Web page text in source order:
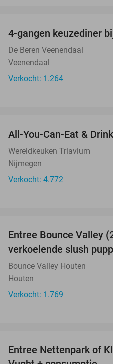
4-gangen keuzediner
De Beren Veenendaal
Veenendaal
Verkocht: 1.264
All-You-Can-Eat &
Wereldkeuken Triavium
Nijmegen
Verkocht: 4.772
Entree Bounce Valley
verkoelende slush
Bounce Valley Houten
Houten
Verkocht: 1.769
Entree Nettenpark of